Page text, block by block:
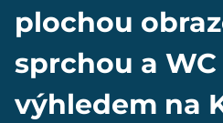
plochou
sprchou a WC
výhledem na